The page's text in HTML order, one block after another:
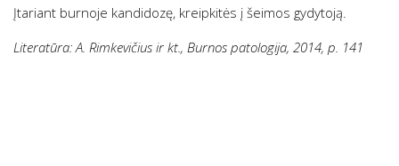
Įtariant burnoje kandidozę, kreipkitės į šeimos gydytoją.
Literatūra: A. Rimkevičius ir kt., Burnos patologija, 2014, p. 141